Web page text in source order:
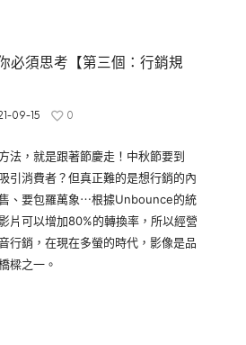
必須思考【第三個：行銷規
09-15 0
法，就是跟著節慶走！中秋節要到
引消費者？但真正難的是想行銷的內
、要包羅萬象⋯根據Unbounce的統
片可以增加80%的轉換率，所以經營
行銷，在現在多螢的時代，影像是品
樑之一。